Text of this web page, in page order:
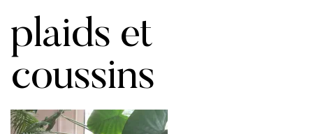
plaids et
coussins